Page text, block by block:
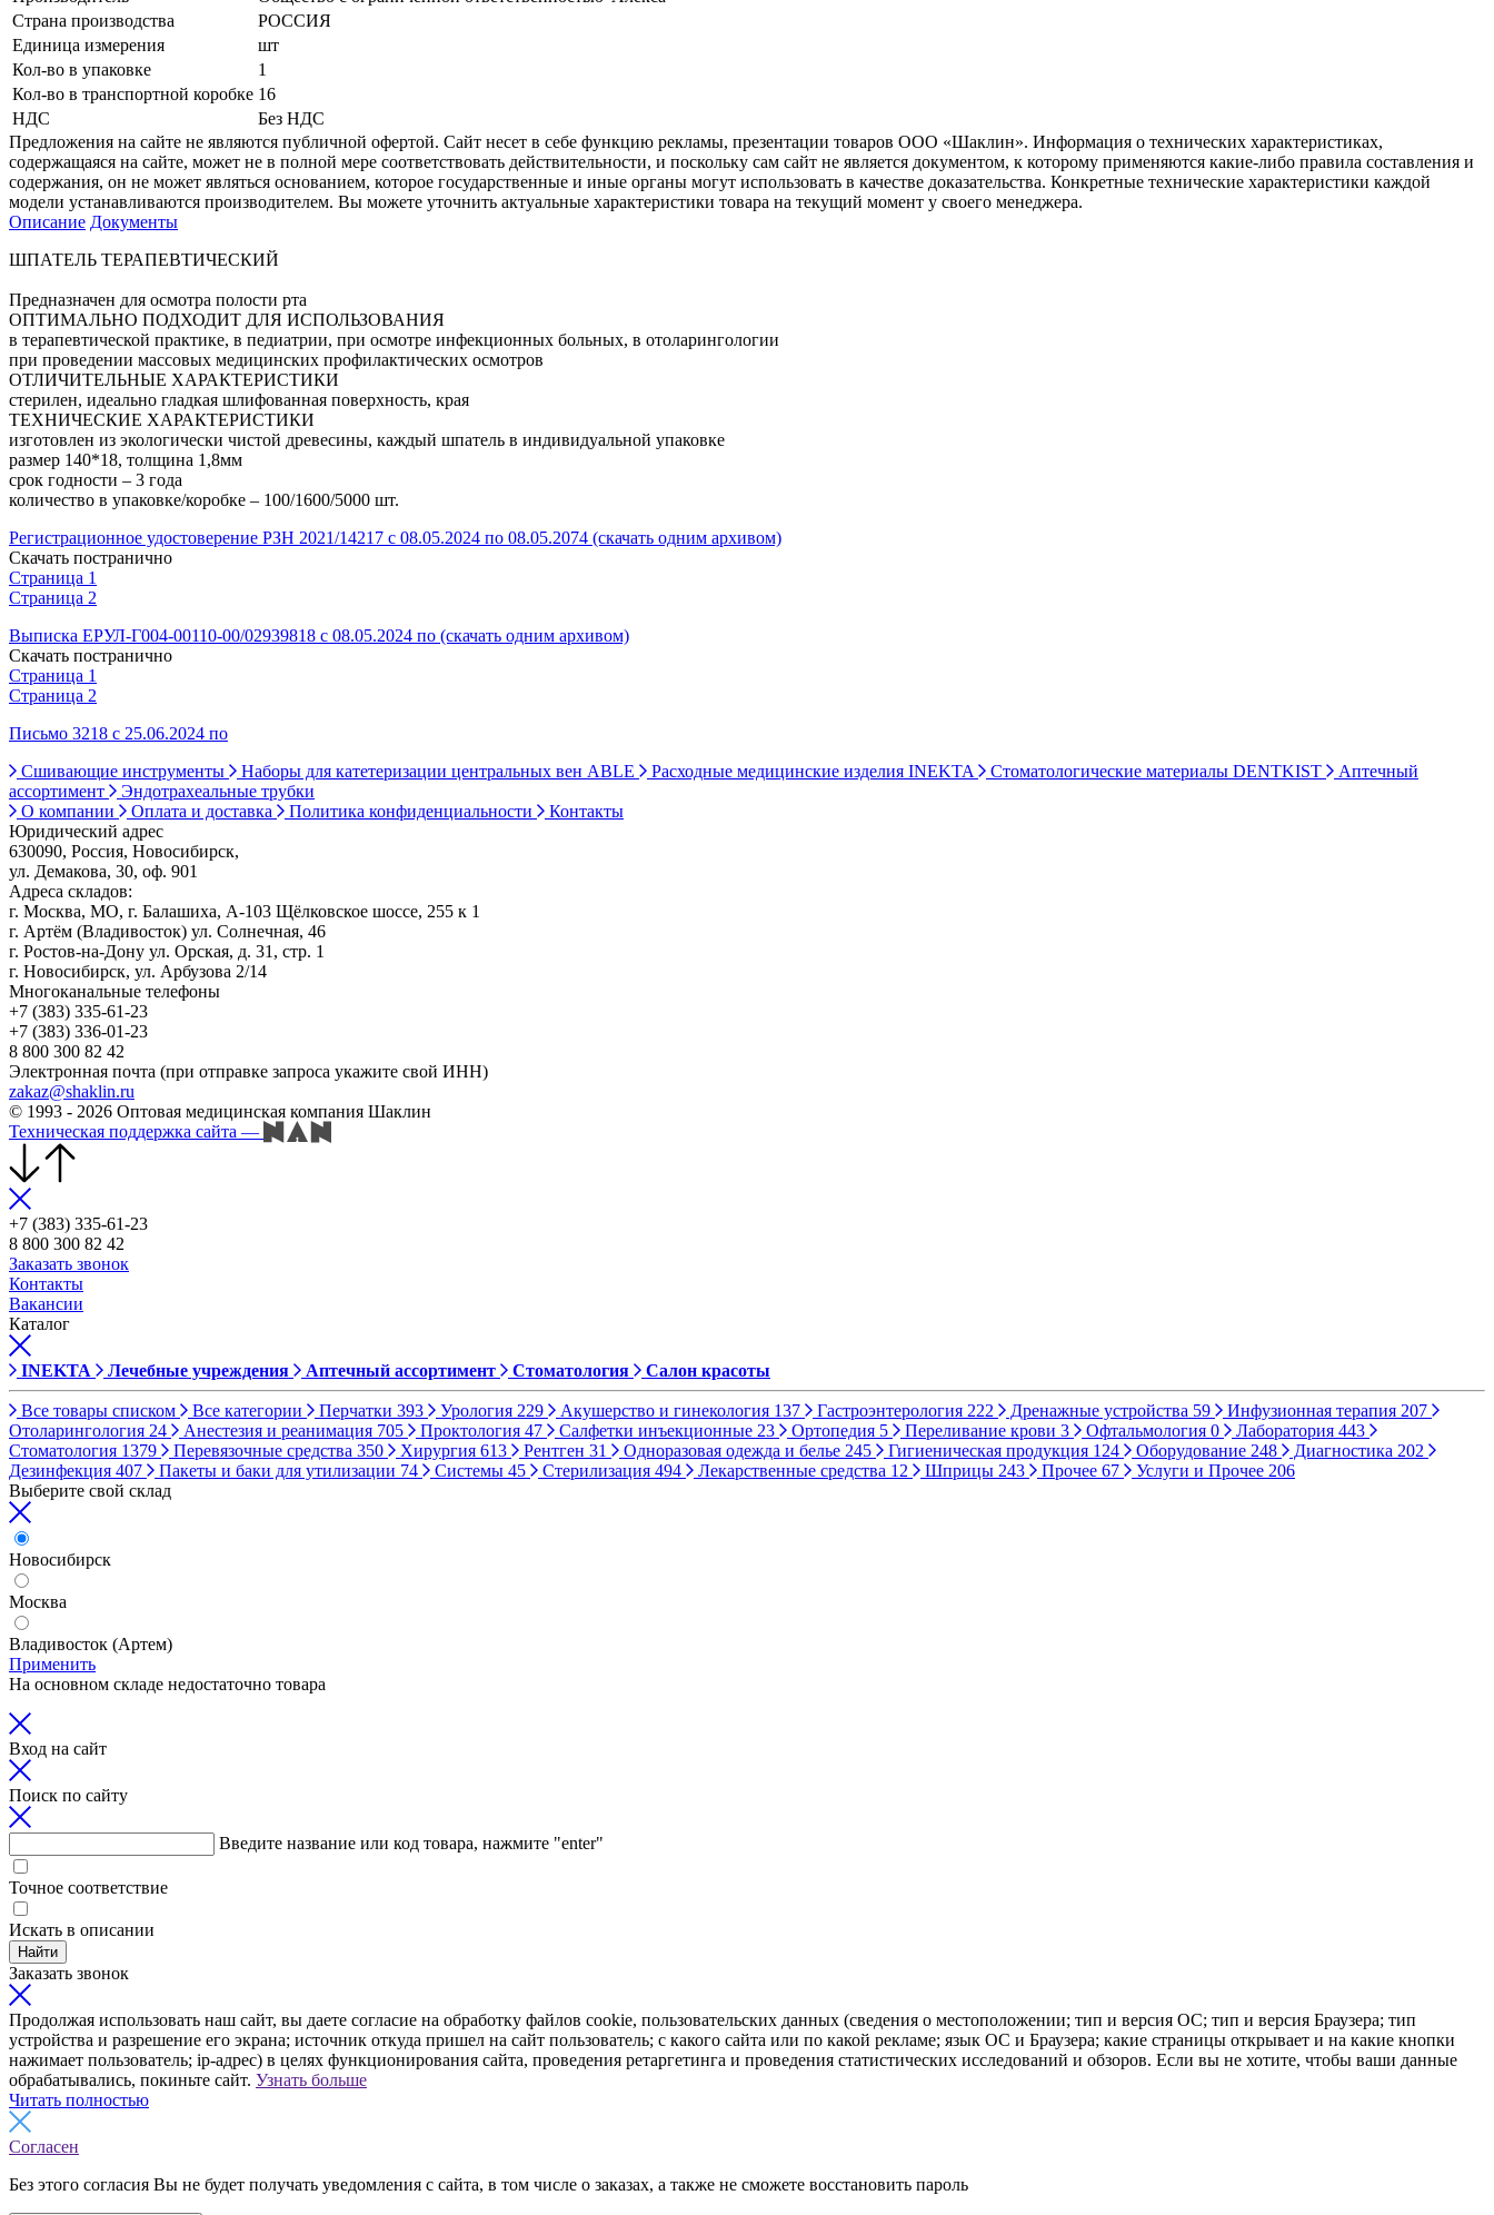
Страна производства
РОССИЯ
Единица измерения
шт
Кол-во в упаковке
1
Кол-во в транспортной коробке 16
НДС
Без НДС
Предложения на сайте не являются публичной офертой. Сайт несет в себе функцию рекламы, презентации товаров ООО «Шаклин». Информация о технических характеристиках,
содержащаяся на сайте, может не в полной мере соответствовать действительности, и поскольку сам сайт не является документом, к которому применяются какие-либо правила составления и
содержания, он не может являться основанием, которое государственные и иные органы могут использовать в качестве доказательства. Конкретные технические характеристики каждой
модели устанавливаются производителем. Вы можете уточнить актуальные характеристики товара на текущий момент у своего менеджера.
Описание Документы
ШПАТЕЛЬ ТЕРАПЕВТИЧЕСКИЙ
Предназначен для осмотра полости рта
ОПТИМАЛЬНО ПОДХОДИТ ДЛЯ ИСПОЛЬЗОВАНИЯ
в терапевтической практике, в педиатрии, при осмотре инфекционных больных, в отоларингологии
при проведении массовых медицинских профилактических осмотров
ОТЛИЧИТЕЛЬНЫЕ ХАРАКТЕРИСТИКИ
стерилен, идеально гладкая шлифованная поверхность, края
ТЕХНИЧЕСКИЕ ХАРАКТЕРИСТИКИ
изготовлен из экологически чистой древесины, каждый шпатель в индивидуальной упаковке
размер 140*18, толщина 1,8мм
срок годности – 3 года
количество в упаковке/коробке – 100/1600/5000 шт.
Регистрационное удостоверение РЗН 2021/14217 с 08.05.2024 по 08.05.2074 (скачать одним архивом)
Скачать постранично
Страница 1
Страница 2
Выписка ЕРУЛ-Г004-00110-00/02939818 с 08.05.2024 по (скачать одним архивом)
Скачать постранично
Страница 1
Страница 2
Письмо 3218 с 25.06.2024 по
Сшивающие инструменты
Наборы для катетеризации центральных вен ABLE Расходные медицинские изделия INEKTA Стоматологические материалы DENTKIST
Аптечный
ассортимент
Эндотрахеальные трубки
О компании
Оплата и доставка Политика конфиденциальности
Контакты
Юридический адрес
630090, Россия, Новосибирск,
ул. Демакова, 30, оф. 901
Адреса складов:
г. Москва, МО, г. Балашиха, А-103 Щёлковское шоссе, 255 к 1
г. Артём (Владивосток) ул. Солнечная, 46
г. Ростов-на-Дону ул. Орская, д. 31, стр. 1
г. Новосибирск, ул. Арбузова 2/14
Многоканальные телефоны
+7 (383) 335-61-23
+7 (383) 336-01-23
8 800 300 82 42
Электронная почта (при отправке запроса укажите свой ИНН)
zakaz@shaklin.ru
© 1993 - 2026 Оптовая медицинская компания Шаклин
Техническая поддержка сайта —
+7 (383) 335-61-23
8 800 300 82 42
Заказать звонок
Контакты
Вакансии
Каталог
INEKTA Лечебные учреждения Аптечный ассортимент Стоматология Салон красоты
Все товары списком Все категории Перчатки 393 Урология 229 Акушерство и гинекология 137 Гастроэнтерология 222 Дренажные устройства 59 Инфузионная терапия 207
Отоларингология 24 Анестезия и реанимация 705 Проктология 47 Салфетки инъекционные 23 Ортопедия 5 Переливание крови 3 Офтальмология 0 Лаборатория 443
Стоматология 1379 Перевязочные средства 350 Хирургия 613 Рентген 31 Одноразовая одежда и белье 245 Гигиеническая продукция 124 Оборудование 248 Диагностика 202
Дезинфекция 407 Пакеты и баки для утилизации 74 Системы 45 Стерилизация 494 Лекарственные средства 12 Шприцы 243 Прочее 67 Услуги и Прочее 206
Выберите свой склад
Новосибирск
Москва
Владивосток (Артем)
Применить
На основном складе недостаточно товара
Вход на сайт
Поиск по сайту
Введите название или код товара, нажмите "enter"
Точное соответствие
Искать в описании
Найти
Заказать звонок
Продолжая использовать наш сайт, вы даете согласие на обработку файлов cookie, пользовательских данных (сведения о местоположении; тип и версия ОС; тип и версия Браузера; тип
устройства и разрешение его экрана; источник откуда пришел на сайт пользователь; с какого сайта или по какой рекламе; язык ОС и Браузера; какие страницы открывает и на какие кнопки
нажимает пользователь; ip-адрес) в целях функционирования сайта, проведения ретаргетинга и проведения статистических исследований и обзоров. Если вы не хотите, чтобы ваши данные
обрабатывались, покиньте сайт. Узнать больше
Читать полностью
Согласен
Без этого согласия Вы не будет получать уведомления с сайта, в том числе о заказах, а также не сможете восстановить пароль